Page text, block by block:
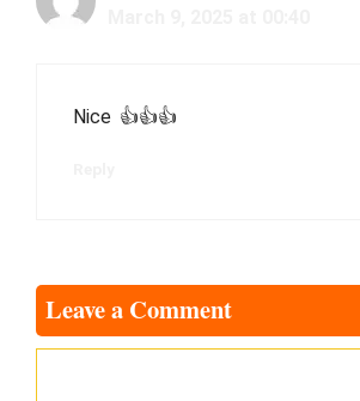
Nice 👍👍👍
Leave a Comment